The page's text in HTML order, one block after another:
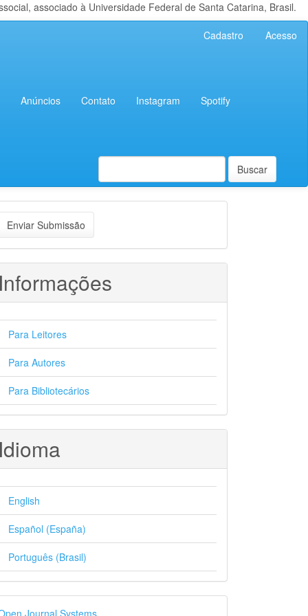
associado à Universidade Federal de Santa Catarina, Brasil.
Cadastro Acesso
Anúncios Contato Instagram Spotify
Buscar
Enviar Submissão
Para Leitores
Para Autores
Para Bibliotecários
English
Español (España)
Português (Brasil)
Journal Systems